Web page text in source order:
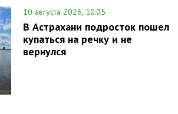
10 августа 2026, 10:05
В Астрахани подросток пошел
купаться на речку и не
вернулся